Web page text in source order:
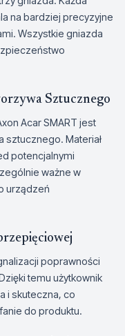
na bardziej precyzyjne
Wszystkie gniazda
Sztucznego
Acar SMART jest
sztucznego. Materiał
potencjalnymi
ważne w
urządzeń
poprawności
temu użytkownik
i skuteczna, co
do produktu.